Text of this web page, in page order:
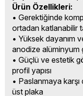
Ürün Özellikleri:
• Gerektiğinde
ortadan katlanabilir
• Yüksek dayanım
anodize alüminyum
• Güçlü ve estetik
profil yapısı
• Paslanmaya karşı
üst plaka